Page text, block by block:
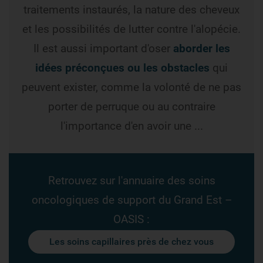
traitements instaurés, la nature des cheveux
et les possibilités de lutter contre l'alopécie.
Il est aussi important d'oser aborder les
idées préconçues ou les obstacles qui
peuvent exister, comme la volonté de ne pas
porter de perruque ou au contraire
l'importance d'en avoir une ...
Retrouvez sur l'annuaire des soins
oncologiques de support du Grand Est –
OASIS :
Les soins capillaires près de chez vous